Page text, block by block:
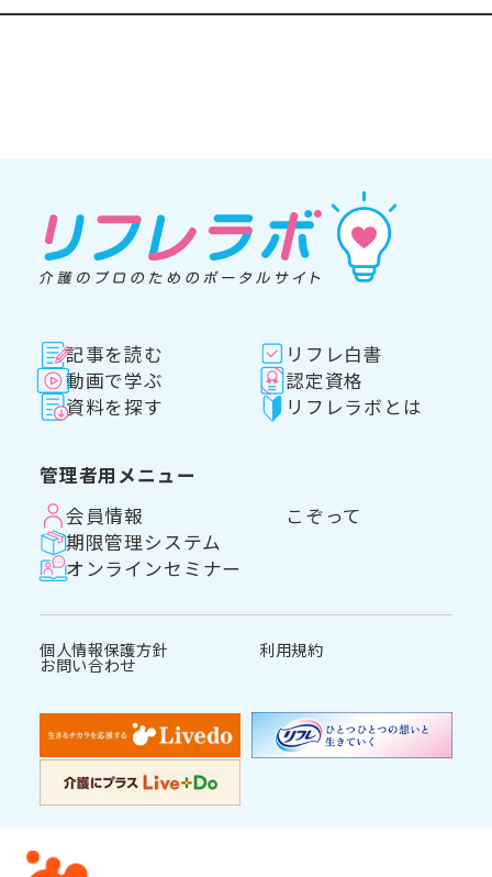
記事を読む
動画で学ぶ
資料を探す
リフレ白書
認定資格
リフレラボとは
管理者用メニュー
会員情報
期限管理システム
オンラインセミナー
こぞって
個人情報保護方針 利用規約
お問い合わせ